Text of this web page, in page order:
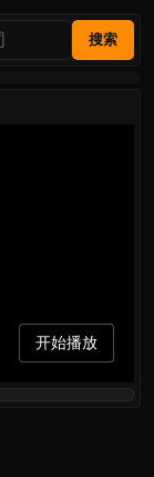
搜索
开始播放